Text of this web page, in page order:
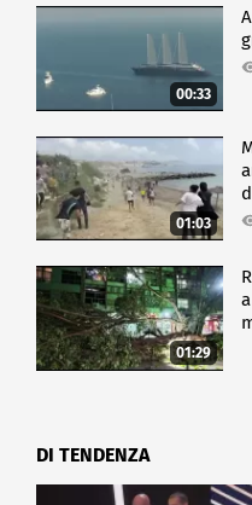
00:33
01:03
01:29
DI TENDENZA